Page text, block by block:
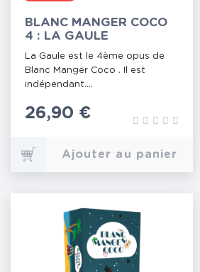
BLANC MANGER COCO
4 : LA GAULE
La Gaule est le 4ème opus de
Blanc Manger Coco . Il est
indépendant....
Prix
26,90 €
Ajouter au panier